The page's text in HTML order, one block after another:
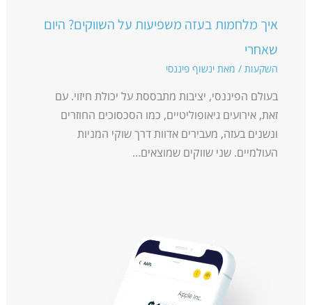
איך מלחמות בעזה משפיעות על השווקים? היום
שאחרי
השקעות/ מאת ינשוף פיננסי
בעולם הפיננסי, יציבות מתבססת על יכולת חיזוי. עם
זאת, אירועים גיאופוליטיים, כמו הסכסוכים החוזרים
ונשנים בעזה, מעבירים אדוות דרך שוקי המניות
העולמיים. שני שווקים שמוצאים…